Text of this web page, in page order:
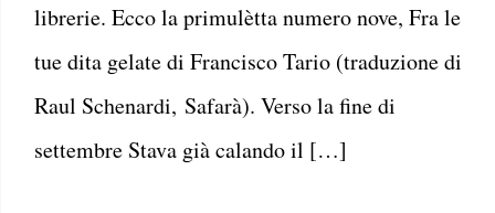
librerie. Ecco la primulètta numero nove, Fra le
tue dita gelate di Francisco Tario (traduzione di
Raul Schenardi, Safarà). Verso la fine di
settembre Stava già calando il […]